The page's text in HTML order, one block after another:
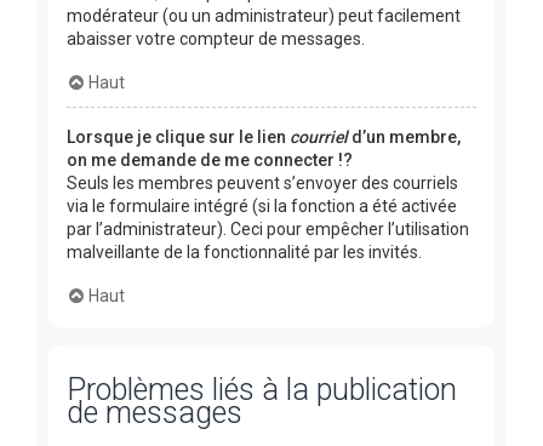
modérateur (ou un administrateur) peut facilement
abaisser votre compteur de messages.
Haut
Lorsque je clique sur le lien courrield’un membre,
on me demande de me connecter !?
Seuls les membres peuvent s’envoyer des courriels
via le formulaire intégré (si la fonction a été activée
par l’administrateur). Ceci pour empêcher l’utilisation
malveillante de la fonctionnalité par les invités.
Haut
Problèmes liés à la publication
de messages